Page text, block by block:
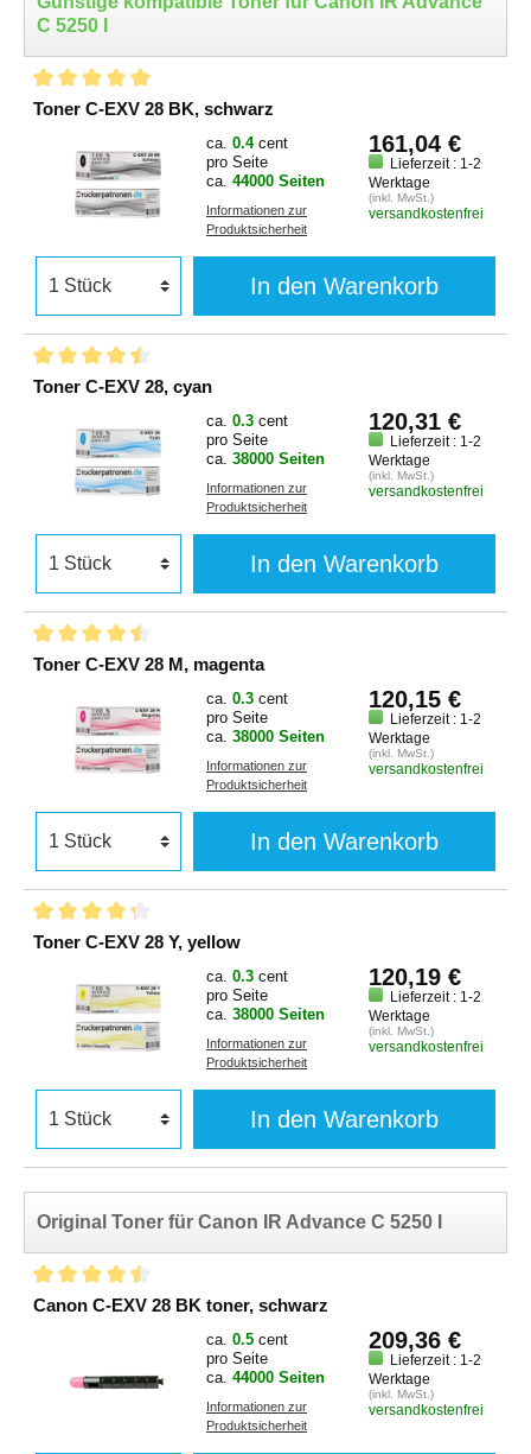
C 5250 I
Toner C-EXV 28 BK, schwarz
ca. 0.4 cent
pro Seite
ca. 44000 Seiten
Informationen zur
Produktsicherheit
161,04 €
Lieferzeit : 1-2
Werktage
(inkl. MwSt.)
versandkostenfrei
In den Warenkorb
Toner C-EXV 28, cyan
ca. 0.3 cent
pro Seite
ca. 38000 Seiten
Informationen zur
Produktsicherheit
120,31 €
Lieferzeit : 1-2
Werktage
(inkl. MwSt.)
versandkostenfrei
In den Warenkorb
Toner C-EXV 28 M, magenta
ca. 0.3 cent
pro Seite
ca. 38000 Seiten
Informationen zur
Produktsicherheit
120,15 €
Lieferzeit : 1-2
Werktage
(inkl. MwSt.)
versandkostenfrei
In den Warenkorb
Toner C-EXV 28 Y, yellow
ca. 0.3 cent
pro Seite
ca. 38000 Seiten
Informationen zur
Produktsicherheit
120,19 €
Lieferzeit : 1-2
Werktage
(inkl. MwSt.)
versandkostenfrei
In den Warenkorb
Original Toner für Canon IR Advance C 5250 I
Canon C-EXV 28 BK toner, schwarz
ca. 0.5 cent
pro Seite
ca. 44000 Seiten
Informationen zur
Produktsicherheit
209,36 €
Lieferzeit : 1-2
Werktage
(inkl. MwSt.)
versandkostenfrei